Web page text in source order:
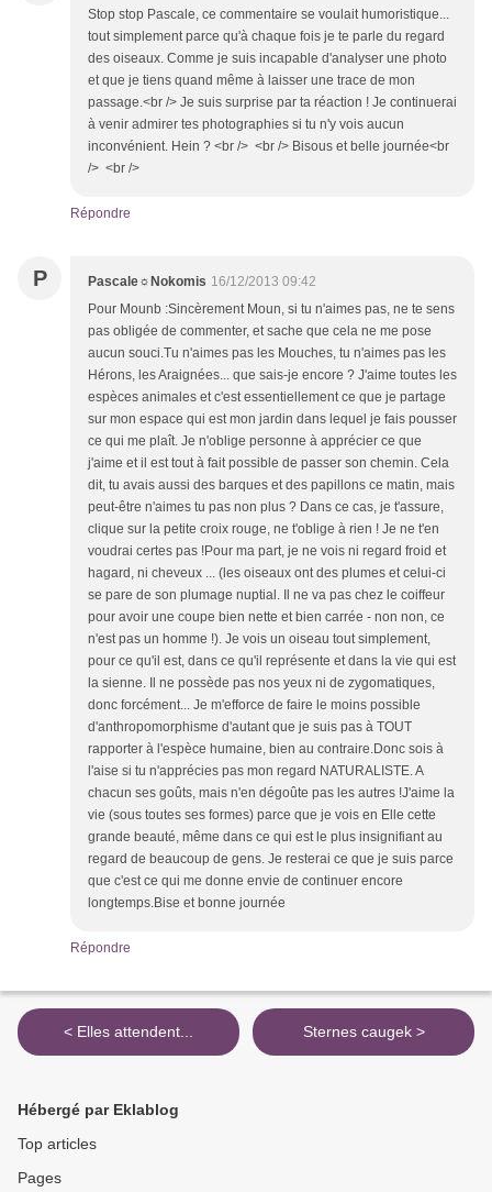
Stop stop Pascale, ce commentaire se voulait humoristique...
tout simplement parce qu'à chaque fois je te parle du regard
des oiseaux. Comme je suis incapable d'analyser une photo
et que je tiens quand même à laisser une trace de mon
passage.<br /> Je suis surprise par ta réaction ! Je continuerai
à venir admirer tes photographies si tu n'y vois aucun
inconvénient. Hein ? <br /> <br /> Bisous et belle journée<br
/> <br />
Répondre
P Pascale☼Nokomis 16/12/2013 09:42
Pour Mounb :Sincèrement Moun, si tu n'aimes pas, ne te sens
pas obligée de commenter, et sache que cela ne me pose
aucun souci.Tu n'aimes pas les Mouches, tu n'aimes pas les
Hérons, les Araignées... que sais-je encore ? J'aime toutes les
espèces animales et c'est essentiellement ce que je partage
sur mon espace qui est mon jardin dans lequel je fais pousser
ce qui me plaît. Je n'oblige personne à apprécier ce que
j'aime et il est tout à fait possible de passer son chemin. Cela
dit, tu avais aussi des barques et des papillons ce matin, mais
peut-être n'aimes tu pas non plus ? Dans ce cas, je t'assure,
clique sur la petite croix rouge, ne t'oblige à rien ! Je ne t'en
voudrai certes pas !Pour ma part, je ne vois ni regard froid et
hagard, ni cheveux ... (les oiseaux ont des plumes et celui-ci
se pare de son plumage nuptial. Il ne va pas chez le coiffeur
pour avoir une coupe bien nette et bien carrée - non non, ce
n'est pas un homme !). Je vois un oiseau tout simplement,
pour ce qu'il est, dans ce qu'il représente et dans la vie qui est
la sienne. Il ne possède pas nos yeux ni de zygomatiques,
donc forcément... Je m'efforce de faire le moins possible
d'anthropomorphisme d'autant que je suis pas à TOUT
rapporter à l'espèce humaine, bien au contraire.Donc sois à
l'aise si tu n'apprécies pas mon regard NATURALISTE. A
chacun ses goûts, mais n'en dégoûte pas les autres !J'aime la
vie (sous toutes ses formes) parce que je vois en Elle cette
grande beauté, même dans ce qui est le plus insignifiant au
regard de beaucoup de gens. Je resterai ce que je suis parce
que c'est ce qui me donne envie de continuer encore
longtemps.Bise et bonne journée
Répondre
< Elles attendent... Sternes caugek >
Hébergé par Eklablog
Top articles
Pages